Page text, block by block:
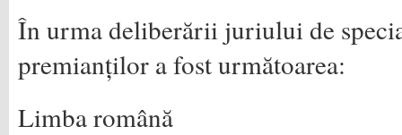
În urma deliberării juriului de
premianților a fost următoarea:
Limba română